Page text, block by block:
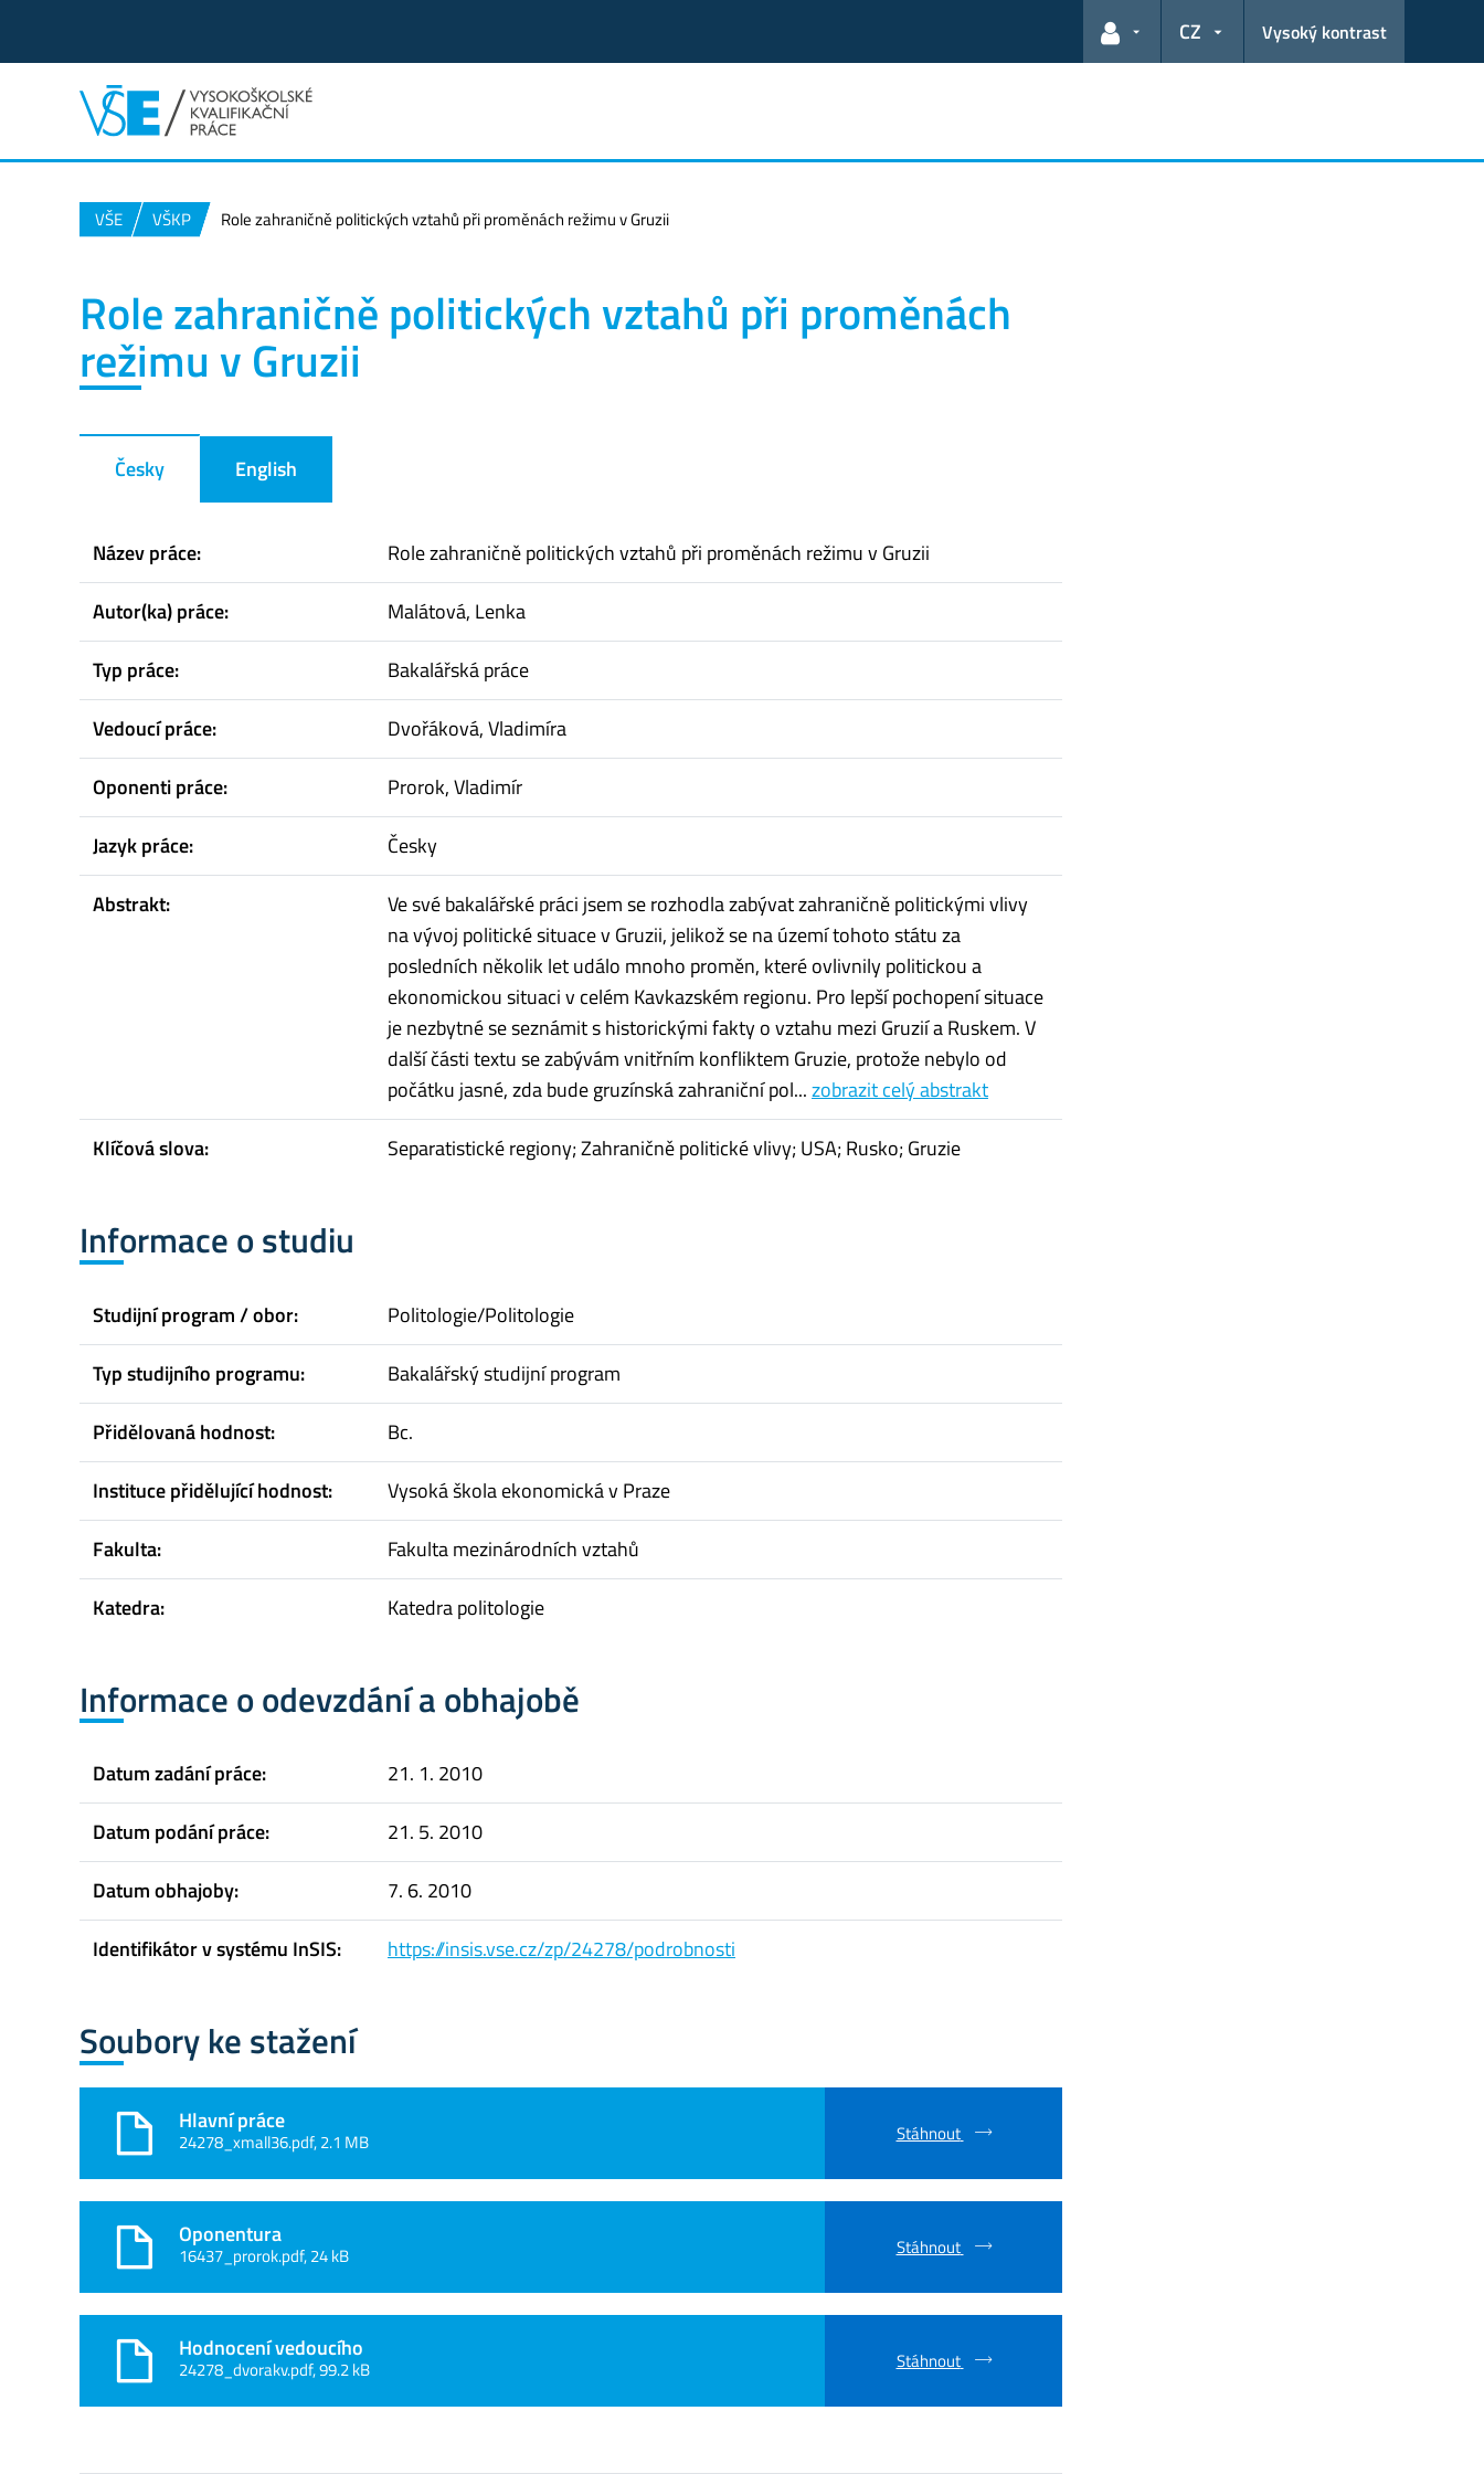
Odkazy pro uživatele
CZ Vysoký kontrast
VŠE VŠKP Role zahraničně politických vztahů při proměnách režimu v Gruzii
Role zahraničně politických vztahů při proměnách
režimu v Gruzii
Česky English
Název práce:
Role zahraničně politických vztahů při proměnách režimu v Gruzii
Autor(ka) práce:
Malátová, Lenka
Typ práce:
Bakalářská práce
Vedoucí práce:
Dvořáková, Vladimíra
Oponenti práce:
Prorok, Vladimír
Jazyk práce:
Česky
Abstrakt:
Ve své bakalářské práci jsem se rozhodla zabývat zahraničně politickými vlivy
na vývoj politické situace v Gruzii, jelikož se na území tohoto státu za
posledních několik let událo mnoho proměn, které ovlivnily politickou a
ekonomickou situaci v celém Kavkazském regionu. Pro lepší pochopení situace
je nezbytné se seznámit s historickými fakty o vztahu mezi Gruzií a Ruskem. V
další části textu se zabývám vnitřním konfliktem Gruzie, protože nebylo od
počátku jasné, zda bude gruzínská zahraniční pol...zobrazit celý abstrakt
Klíčová slova:
Separatistické regiony; Zahraničně politické vlivy; USA; Rusko; Gruzie
Informace o studiu
Studijní program / obor:
Politologie/Politologie
Typ studijního programu:
Bakalářský studijní program
Přidělovaná hodnost:
Bc.
Instituce přidělující hodnost:
Vysoká škola ekonomická v Praze
Fakulta:
Fakulta mezinárodních vztahů
Katedra:
Katedra politologie
Informace o odevzdání a obhajobě
Datum zadání práce:
21. 1. 2010
Datum podání práce:
21. 5. 2010
Datum obhajoby:
7. 6. 2010
Identifikátor v systému InSIS:
https://insis.vse.cz/zp/24278/podrobnosti
Soubory ke stažení
Hlavní práce
24278_xmall36.pdf, 2.1 MB Stáhnout
Oponentura
16437_prorok.pdf, 24 kB Stáhnout
Hodnocení vedoucího
24278_dvorakv.pdf, 99.2 kB Stáhnout